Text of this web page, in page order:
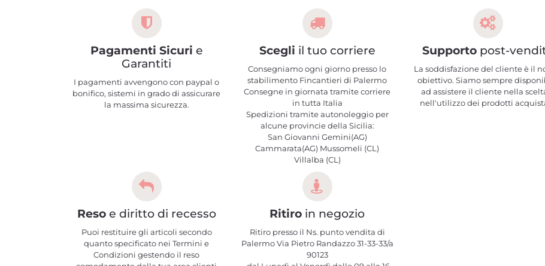
Pagamenti Sicuri e
Garantiti
I pagamenti avvengono con paypal o
bonifico, sistemi in grado di assicurare
la massima sicurezza.
Scegli il tuo corriere
Consegniamo ogni giorno presso lo
stabilimento Fincantieri di Palermo
Consegne in giornata tramite corriere
in tutta Italia
Spedizioni tramite autonoleggio per
alcune provincie della Sicilia:
San Giovanni Gemini(AG)
Cammarata(AG) Mussomeli (CL)
Villalba (CL)
Supporto post-
La soddisfazione del cliente è il
obiettivo. Siamo sempre
ad assistere il cliente nella
nell'utilizzo dei prodotti
Resoe diritto di recesso
Puoi restituire gli articoli secondo
quanto specificato nei Termini e
Condizioni gestendo il reso
Ritiro in negozio
Ritiro presso il Ns. punto vendita di
Palermo Via Pietro Randazzo 31-33-33/a
90123